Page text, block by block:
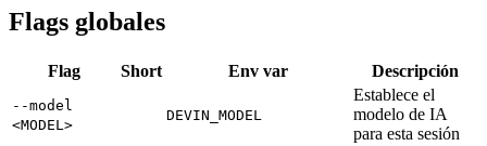
Flags globales
Flag Short Env var Descripción
--model
<MODEL>
DEVIN_MODEL
Establece el
modelo de IA
para esta sesión